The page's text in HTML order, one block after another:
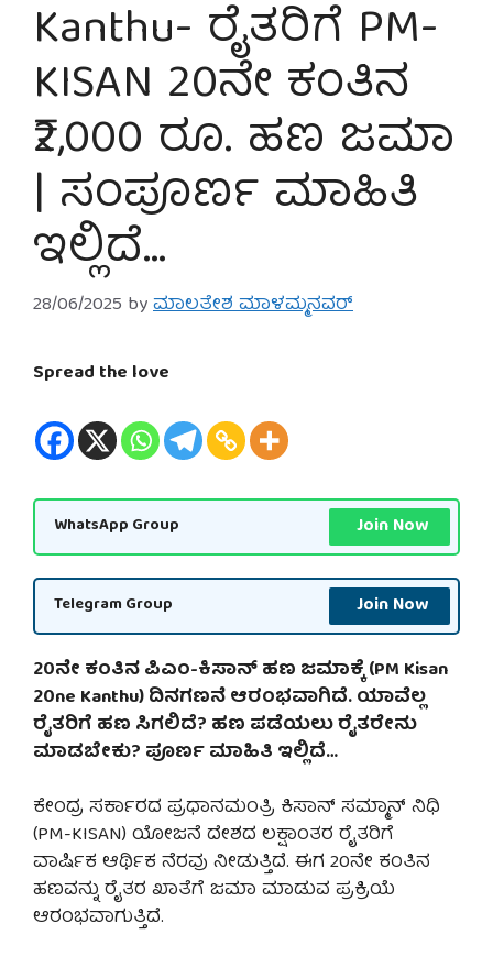
Kanthu- ರೈತರಿಗೆ PM-
KISAN 20ನೇ ಕಂತಿನ
₹2,000 ರೂ. ಹಣ ಜಮಾ
| ಸಂಪೂರ್ಣ ಮಾಹಿತಿ
ಇಲ್ಲಿದೆ…
28/06/2025 byಮಾಲತೇಶ ಮಾಳಮ್ಮನವರ್
Spread the love
WhatsApp Group Join Now
Telegram Group Join Now
20ನೇ ಕಂತಿನ ಪಿಎಂ-ಕಿಸಾನ್ ಹಣ ಜಮಾಕ್ಕೆ (PM Kisan
20ne Kanthu) ದಿನಗಣನೆ ಆರಂಭವಾಗಿದೆ. ಯಾವೆಲ್ಲ
ರೈತರಿಗೆ ಹಣ ಸಿಗಲಿದೆ? ಹಣ ಪಡೆಯಲು ರೈತರೇನು
ಮಾಡಬೇಕು? ಪೂರ್ಣ ಮಾಹಿತಿ ಇಲ್ಲಿದೆ…
ಕೇಂದ್ರ ಸರ್ಕಾರದ ಪ್ರಧಾನಮಂತ್ರಿ ಕಿಸಾನ್ ಸಮ್ಮಾನ್ ನಿಧಿ
(PM-KISAN) ಯೋಜನೆ ದೇಶದ ಲಕ್ಷಾಂತರ ರೈತರಿಗೆ
ವಾರ್ಷಿಕ ಆರ್ಥಿಕ ನೆರವು ನೀಡುತ್ತಿದೆ. ಈಗ 20ನೇ ಕಂತಿನ
ಹಣವನ್ನು ರೈತರ ಖಾತೆಗೆ ಜಮಾ ಮಾಡುವ ಪ್ರಕ್ರಿಯೆ
ಆರಂಭವಾಗುತ್ತಿದೆ.